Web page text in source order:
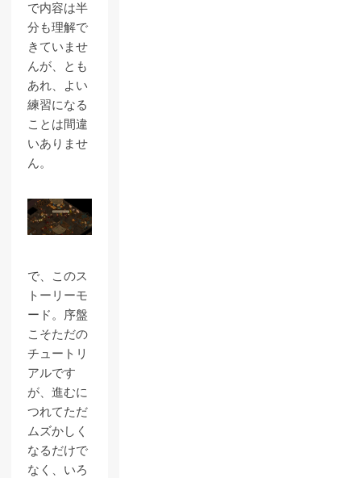
で内容は半
分も理解で
きていませ
んが、とも
あれ、よい
練習になる
ことは間違
いありませ
ん。
で、このス
トーリーモ
ード。序盤
こそただの
チュートリ
アルです
が、進むに
つれてただ
ムズかしく
なるだけで
なく、いろ